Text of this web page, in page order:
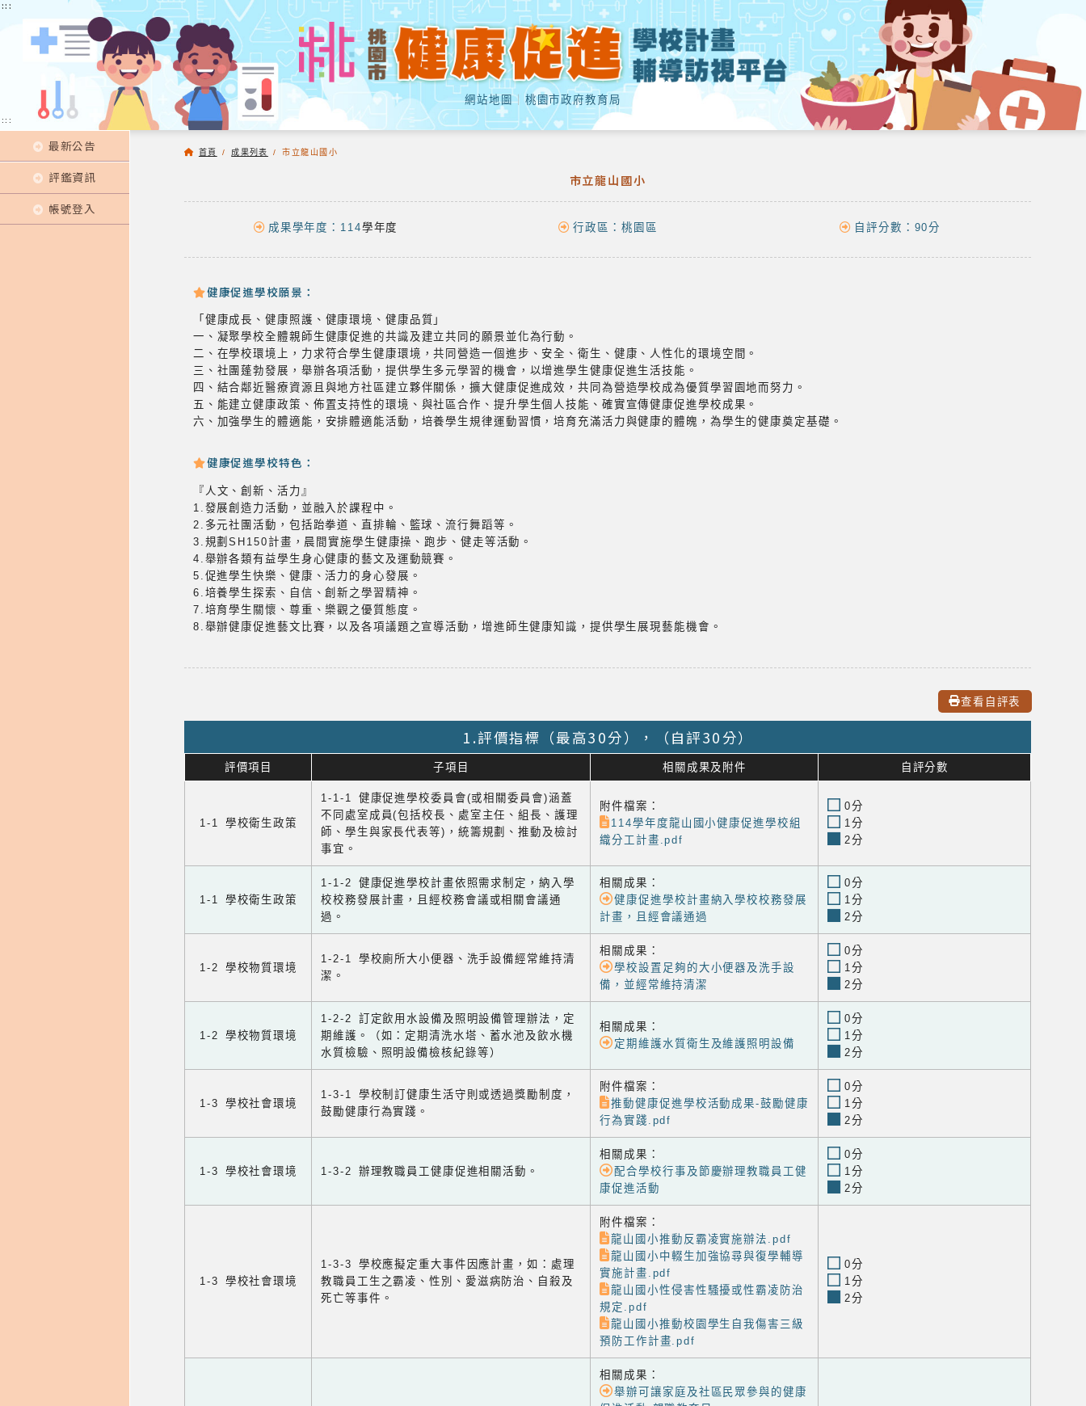
:::
網站地圖｜ 桃園市政府教育局
:::
最新公告
評鑑資訊
帳號登入
首頁 /成果列表 / 市立龍山國小
市立龍山國小
成果學年度：114學年度 行政區： 桃園區 自評分數： 90分
健康促進學校願景：
「健康成長、健康照護、健康環境、健康品質」
一、凝聚學校全體親師生健康促進的共識及建立共同的願景並化為行動。
二、在學校環境上，力求符合學生健康環境，共同營造一個進步、安全、衛生、健康、人性化的環境空間。
三、社團蓬勃發展，舉辦各項活動，提供學生多元學習的機會，以增進學生健康促進生活技能。
四、結合鄰近醫療資源且與地方社區建立夥伴關係，擴大健康促進成效，共同為營造學校成為優質學習園地而努力。
五、能建立健康政策、佈置支持性的環境、與社區合作、提升學生個人技能、確實宣傳健康促進學校成果。
六、加強學生的體適能，安排體適能活動，培養學生規律運動習慣，培育充滿活力與健康的體魄，為學生的健康奠定基礎。
健康促進學校特色：
『人文、創新、活力』
1.發展創造力活動，並融入於課程中。
2.多元社團活動，包括跆拳道、直排輪、籃球、流行舞蹈等。
3.規劃SH150計畫，晨間實施學生健康操、跑步、健走等活動。
4.舉辦各類有益學生身心健康的藝文及運動競賽。
5.促進學生快樂、健康、活力的身心發展。
6.培養學生探索、自信、創新之學習精神。
7.培育學生關懷、尊重、樂觀之優質態度。
8.舉辦健康促進藝文比賽，以及各項議題之宣導活動，增進師生健康知識，提供學生展現藝能機會。
查看自評表
1.評價指標（最高30分），（自評30分）
評價項目 子項目 相關成果及附件 自評分數
1-1 學校衛生政策
1-1-1 健康促進學校委員會(或相關委員會)涵蓋
不同處室成員(包括校長、處室主任、組長、護理
師、學生與家長代表等)，統籌規劃、推動及檢討
事宜。
附件檔案：
114學年度龍山國小健康促進學校組
織分工計畫.pdf
0分
1分
2分
1-1 學校衛生政策
1-1-2 健康促進學校計畫依照需求制定，納入學
校校務發展計畫，且經校務會議或相關會議通
過。
相關成果：
健康促進學校計畫納入學校校務發展
計畫，且經會議通過
0分
1分
2分
1-2 學校物質環境
1-2-1 學校廁所大小便器、洗手設備經常維持清
潔。
相關成果：
學校設置足夠的大小便器及洗手設
備，並經常維持清潔
0分
1分
2分
1-2 學校物質環境
1-2-2 訂定飲用水設備及照明設備管理辦法，定
期維護。（如：定期清洗水塔、蓄水池及飲水機
水質檢驗、照明設備檢核紀錄等）
相關成果：
定期維護水質衛生及維護照明設備
0分
1分
2分
1-3 學校社會環境
1-3-1 學校制訂健康生活守則或透過獎勵制度，
鼓勵健康行為實踐。
附件檔案：
推動健康促進學校活動成果-鼓勵健康
行為實踐.pdf
0分
1分
2分
1-3 學校社會環境 1-3-2 辦理教職員工健康促進相關活動。
相關成果：
配合學校行事及節慶辦理教職員工健
康促進活動
0分
1分
2分
1-3 學校社會環境
1-3-3 學校應擬定重大事件因應計畫，如：處理
教職員工生之霸凌、性別、愛滋病防治、自殺及
死亡等事件。
附件檔案：
龍山國小推動反霸凌實施辦法.pdf
龍山國小中輟生加強協尋與復學輔導
實施計畫.pdf
龍山國小性侵害性騷擾或性霸凌防治
規定.pdf
龍山國小推動校園學生自我傷害三級
預防工作計畫.pdf
0分
1分
2分
相關成果：
舉辦可讓家庭及社區民眾參與的健康
:::